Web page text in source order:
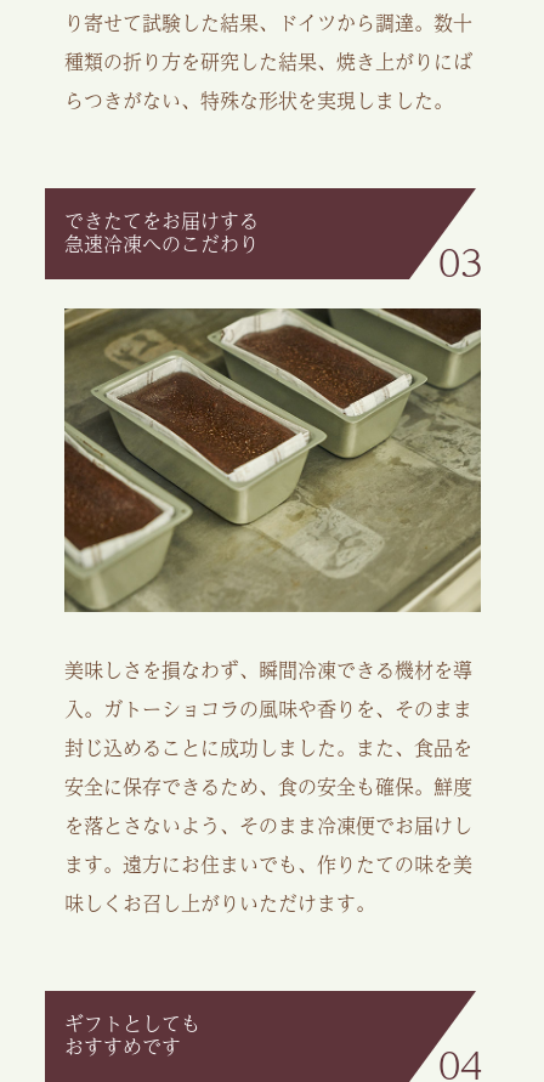
り寄せて試験した結果、ドイツから調達。数十
種類の折り方を研究した結果、焼き上がりにば
らつきがない、特殊な形状を実現しました。
03
できたてをお届けする
急速冷凍へのこだわり
美味しさを損なわず、瞬間冷凍できる機材を導
入。ガトーショコラの風味や香りを、そのまま
封じ込めることに成功しました。また、食品を
安全に保存できるため、食の安全も確保。鮮度
を落とさないよう、そのまま冷凍便でお届けし
ます。遠方にお住まいでも、作りたての味を美
味しくお召し上がりいただけます。
04
ギフトとしても
おすすめです